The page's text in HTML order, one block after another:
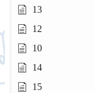
13
12
10
14
15